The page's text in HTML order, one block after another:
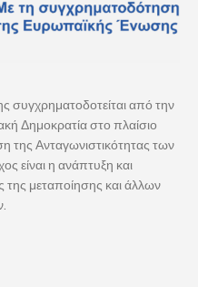
συγχρηματοδοτείται από την
Δημοκρατία στο πλαίσιο
της Ανταγωνιστικότητας των
είναι η ανάπτυξη και
μεταποίησης και άλλων